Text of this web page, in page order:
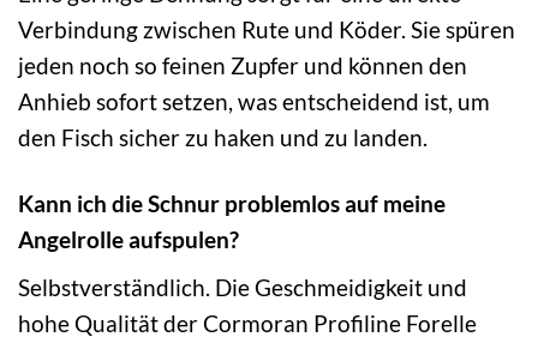
Verbindung zwischen Rute und Köder. Sie spüren
jeden noch so feinen Zupfer und können den
Anhieb sofort setzen, was entscheidend ist, um
den Fisch sicher zu haken und zu landen.
Kann ich die Schnur problemlos auf meine
Angelrolle aufspulen?
Selbstverständlich. Die Geschmeidigkeit und
hohe Qualität der Cormoran Profiline Forelle